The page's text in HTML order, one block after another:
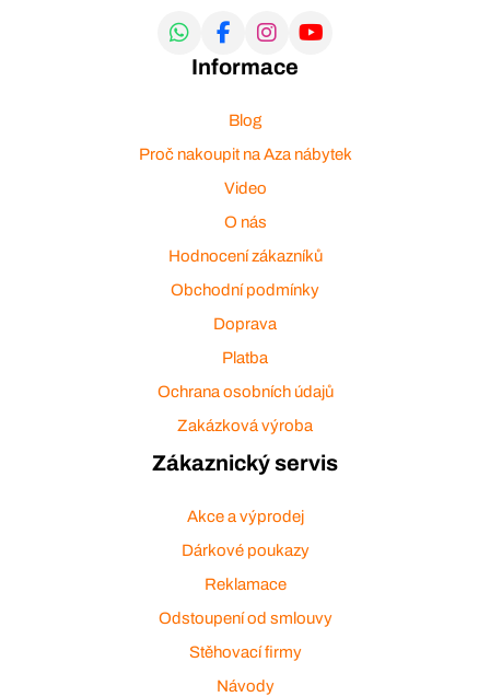
Informace
Blog
Proč nakoupit na Aza nábytek
Video
O nás
Hodnocení zákazníků
Obchodní podmínky
Doprava
Platba
Ochrana osobních údajů
Zakázková výroba
Zákaznický servis
Akce a výprodej
Dárkové poukazy
Reklamace
Odstoupení od smlouvy
Stěhovací firmy
Návody